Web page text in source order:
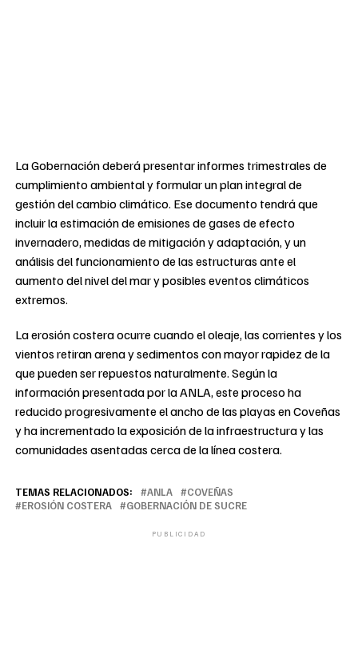
La Gobernación deberá presentar informes trimestrales de
cumplimiento ambiental y formular un plan integral de
gestión del cambio climático. Ese documento tendrá que
incluir la estimación de emisiones de gases de efecto
invernadero, medidas de mitigación y adaptación, y un
análisis del funcionamiento de las estructuras ante el
aumento del nivel del mar y posibles eventos climáticos
extremos.
La erosión costera ocurre cuando el oleaje, las corrientes y los
vientos retiran arena y sedimentos con mayor rapidez de la
que pueden ser repuestos naturalmente. Según la
información presentada por la ANLA, este proceso ha
reducido progresivamente el ancho de las playas en Coveñas
y ha incrementado la exposición de la infraestructura y las
comunidades asentadas cerca de la línea costera.
TEMAS RELACIONADOS: ANLA
COVEÑAS
EROSIÓN COSTERA
GOBERNACIÓN DE SUCRE
PUBLICIDAD